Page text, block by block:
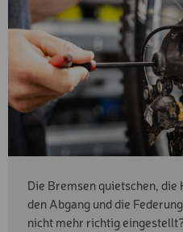
Die Bremsen quietschen,
den Abgang und die
nicht mehr richtig